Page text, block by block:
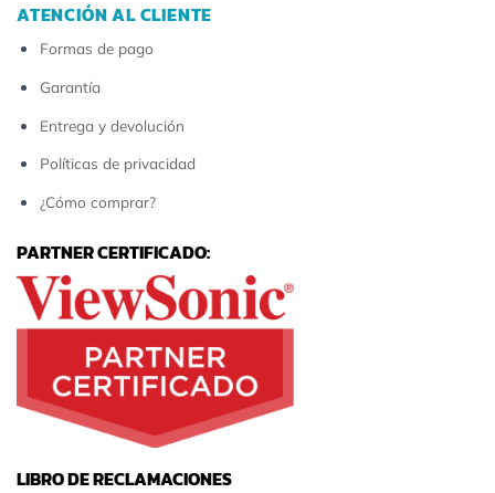
ATENCIÓN AL CLIENTE
Formas de pago
Garantía
Entrega y devolución
Políticas de privacidad
¿Cómo comprar?
PARTNER CERTIFICADO:
LIBRO DE RECLAMACIONES